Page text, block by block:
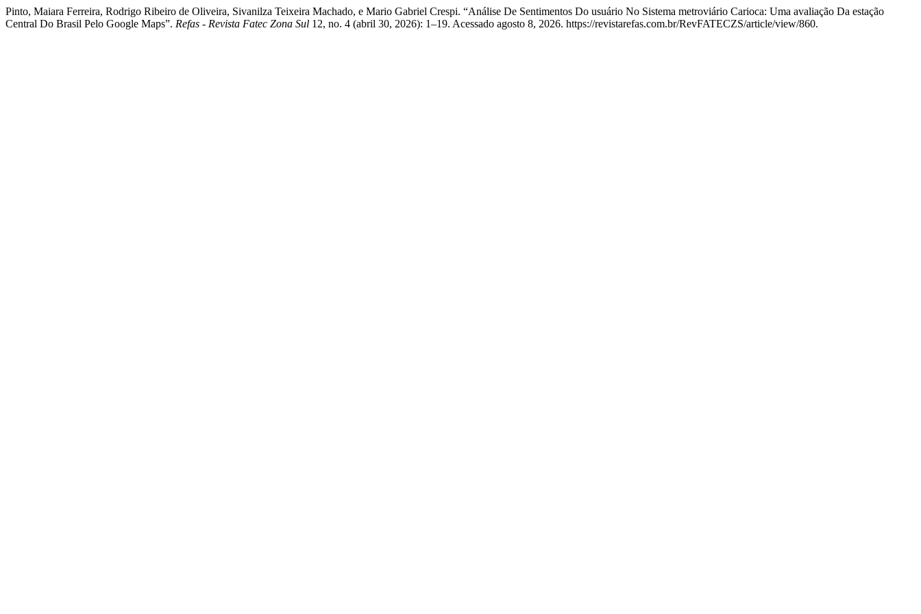
Pinto, Maiara Ferreira, Rodrigo Ribeiro de Oliveira, Sivanilza Teixeira Machado, e Mario Gabriel Crespi. “Análise De Sentimentos Do usuário No Sistema metroviário Carioca: Uma avaliação Da estação
Central Do Brasil Pelo Google Maps”. Refas - Revista Fatec Zona Sul 12, no. 4 (abril 30, 2026): 1–19. Acessado agosto 8, 2026. https://revistarefas.com.br/RevFATECZS/article/view/860.